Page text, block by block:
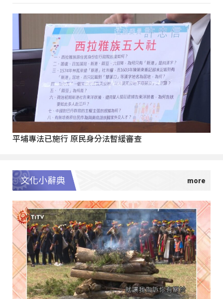
平埔專法已施行 原民身分法暫緩審查
文化小辭典